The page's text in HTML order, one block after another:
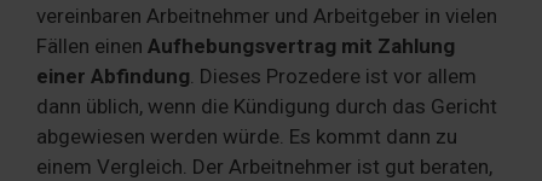
vereinbaren Arbeitnehmer und Arbeitgeber in vielen
Fällen einen Aufhebungsvertrag mit Zahlung
einer Abfindung. Dieses Prozedere ist vor allem
dann üblich, wenn die Kündigung durch das Gericht
abgewiesen werden würde. Es kommt dann zu
einem Vergleich. Der Arbeitnehmer ist gut beraten,